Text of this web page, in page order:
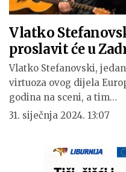
Vlatko
proslavit će u
Vlatko Stefanovski,
virtuoza ovog dijela
godina na sceni, a tim…
31. siječnja 2024. 13:07